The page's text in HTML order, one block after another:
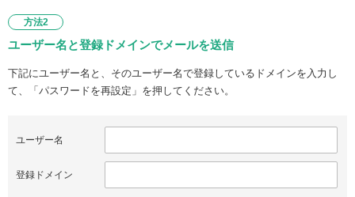
方法2
ユーザー名と登録ドメインでメールを送信
下記にユーザー名と、そのユーザー名で登録しているドメインを入力し
て、「パスワードを再設定」を押してください。
ユーザー名
登録ドメイン